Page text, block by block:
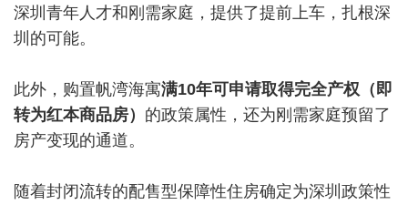
深圳青年人才和刚需家庭，提供了提前上车，扎根深
圳的可能。
此外，购置帆湾海寓满10年可申请取得完全产权（即
转为红本商品房） 的政策属性，还为刚需家庭预留了
房产变现的通道。
随着封闭流转的配售型保障性住房确定为深圳政策性